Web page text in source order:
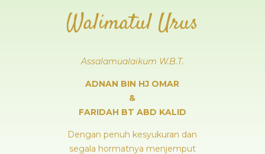
Walimatul Urus
Assalamualaikum W.B.T.
ADNAN BIN HJ OMAR
&
FARIDAH BT ABD KALID
Dengan penuh kesyukuran dan
segala hormatnya menjemput